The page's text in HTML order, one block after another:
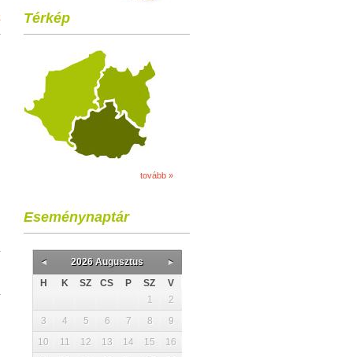
Térkép
tovább »
Eseménynaptár
2026 Augusztus
H
K SZ CS P SZ
V
1
2
3
4 5 6 7 8
9
10
11 12 13 14 15
16